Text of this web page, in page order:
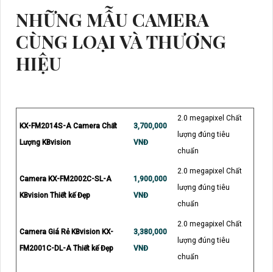
NHỮNG MẪU CAMERA
CÙNG LOẠI VÀ THƯƠNG
HIỆU
KX-FM2014S-A Camera Chất
Lượng KBvision
3,700,000
VNĐ
2.0 megapixel Chất
lượng đúng tiêu
chuẩn
Camera KX-FM2002C-SL-A
KBvision Thiết kế Đẹp
1,900,000
VNĐ
2.0 megapixel Chất
lượng đúng tiêu
chuẩn
Camera Giá Rẻ KBvision KX-
FM2001C-DL-A Thiết kế Đẹp
3,380,000
VNĐ
2.0 megapixel Chất
lượng đúng tiêu
chuẩn